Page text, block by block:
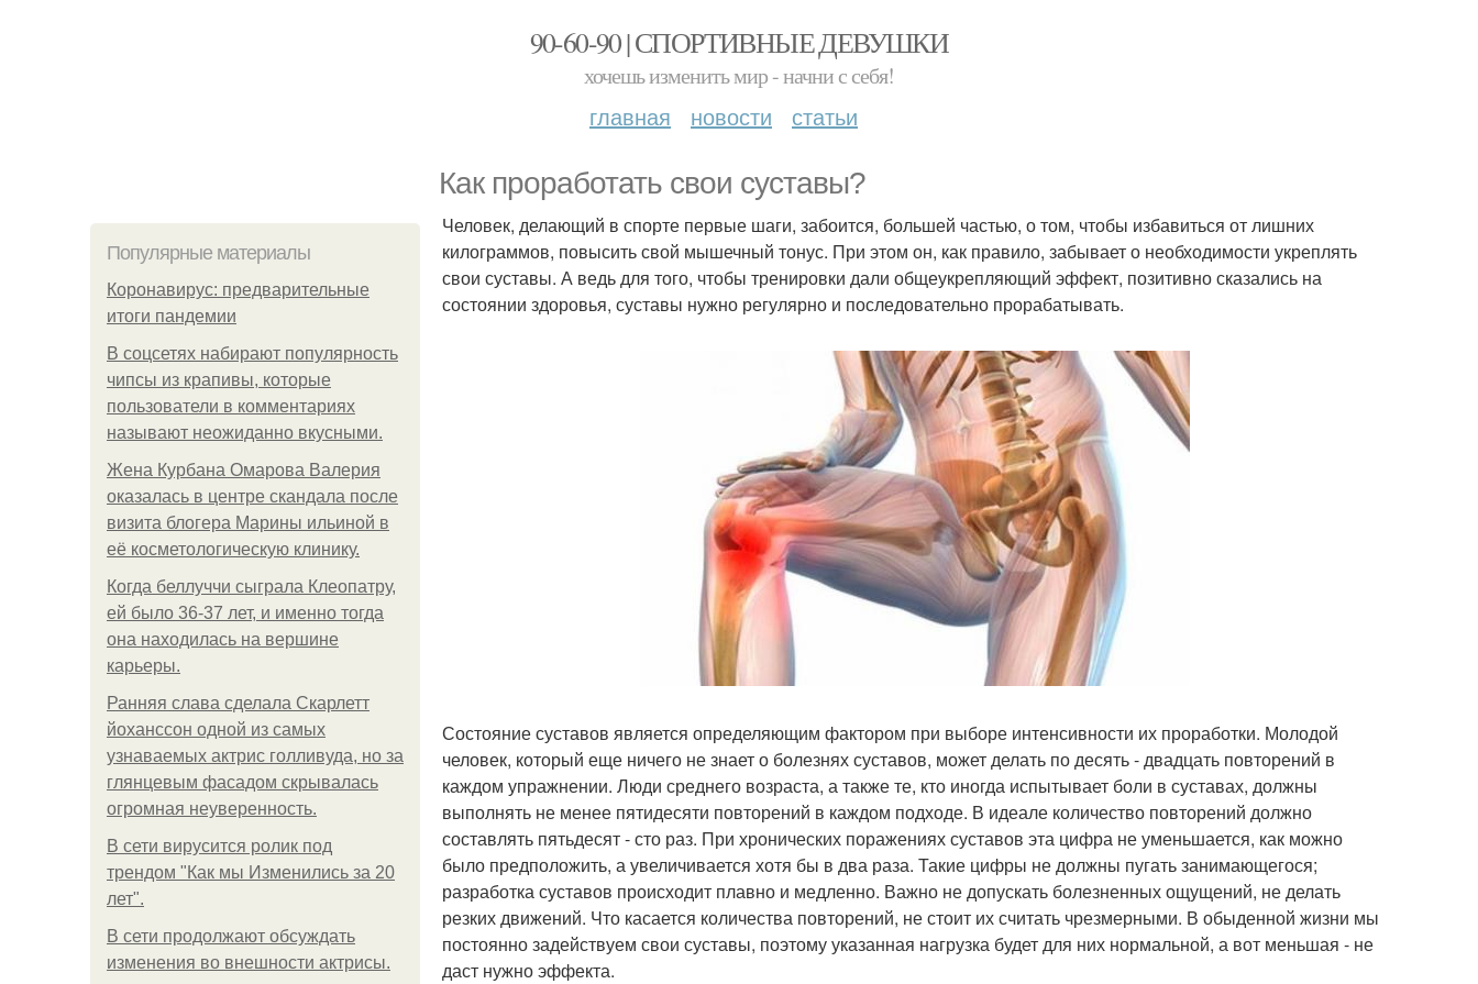
90-60-90 | СПОРТИВНЫЕ ДЕВУШКИ
хочешь изменить мир - начни с себя!
главная новости статьи
Как проработать свои суставы?
Популярные материалы
Коронавирус: предварительные
итоги пандемии
В соцсетях набирают популярность
чипсы из крапивы, которые
пользователи в комментариях
называют неожиданно вкусными.
Жена Курбана Омарова Валерия
оказалась в центре скандала после
визита блогера Марины ильиной в
её косметологическую клинику.
Когда беллуччи сыграла Клеопатру,
ей было 36-37 лет, и именно тогда
она находилась на вершине
карьеры.
Ранняя слава сделала Скарлетт
йоханссон одной из самых
узнаваемых актрис голливуда, но за
глянцевым фасадом скрывалась
огромная неуверенность.
В сети вирусится ролик под
трендом "Как мы Изменились за 20
лет".
В сети продолжают обсуждать
изменения во внешности актрисы.
Человек, делающий в спорте первые шаги, забоится, большей частью, о том, чтобы избавиться от лишних
килограммов, повысить свой мышечный тонус. При этом он, как правило, забывает о необходимости укреплять
свои суставы. А ведь для того, чтобы тренировки дали общеукрепляющий эффект, позитивно сказались на
состоянии здоровья, суставы нужно регулярно и последовательно прорабатывать.
Состояние суставов является определяющим фактором при выборе интенсивности их проработки. Молодой
человек, который еще ничего не знает о болезнях суставов, может делать по десять - двадцать повторений в
каждом упражнении. Люди среднего возраста, а также те, кто иногда испытывает боли в суставах, должны
выполнять не менее пятидесяти повторений в каждом подходе. В идеале количество повторений должно
составлять пятьдесят - сто раз. При хронических поражениях суставов эта цифра не уменьшается, как можно
было предположить, а увеличивается хотя бы в два раза. Такие цифры не должны пугать занимающегося;
разработка суставов происходит плавно и медленно. Важно не допускать болезненных ощущений, не делать
резких движений. Что касается количества повторений, не стоит их считать чрезмерными. В обыденной жизни мы
постоянно задействуем свои суставы, поэтому указанная нагрузка будет для них нормальной, а вот меньшая - не
даст нужно эффекта.